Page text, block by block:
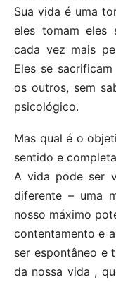
Sua vida é uma
eles tomam eles
cada vez mais
Eles se
os outros, sem
psicológico.
Mas qual é o
sentido e
A vida pode ser
diferente – uma
nosso máximo
contentamento e
ser espontâneo e
da nossa vida ,